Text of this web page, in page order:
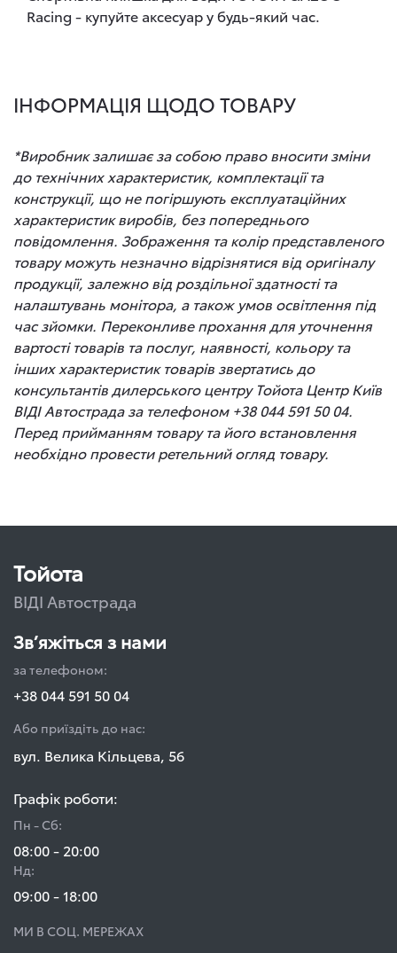
Racing - купуйте аксесуар у будь-який час.
ІНФОРМАЦІЯ ЩОДО ТОВАРУ
*Виробник залишає за собою право вносити зміни
до технічних характеристик, комплектації та
конструкції, що не погіршують експлуатаційних
характеристик виробів, без попереднього
повідомлення. Зображення та колір представленого
товару можуть незначно відрізнятися від оригіналу
продукції, залежно від роздільної здатності та
налаштувань монітора, а також умов освітлення під
час зйомки. Переконливе прохання для уточнення
вартості товарів та послуг, наявності, кольору та
інших характеристик товарів звертатись до
консультантів дилерського центру Тойота Центр Київ
ВІДІ Автострада за телефоном +38 044 591 50 04.
Перед прийманням товару та його встановлення
необхідно провести ретельний огляд товару.
Тойота
ВІДІ Автострада
Зв’яжіться з нами
за телефоном:
+38 044 591 50 04
Або приїздіть до нас:
вул. Велика Кільцева, 56
Графік роботи:
Пн - Сб:
08:00 - 20:00
Нд:
09:00 - 18:00
МИ В СОЦ. МЕРЕЖАХ